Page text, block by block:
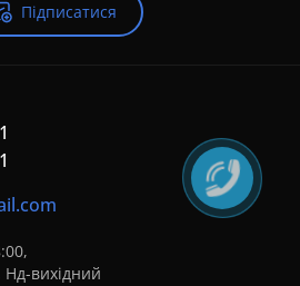
Підписатися
Нд-вихідний